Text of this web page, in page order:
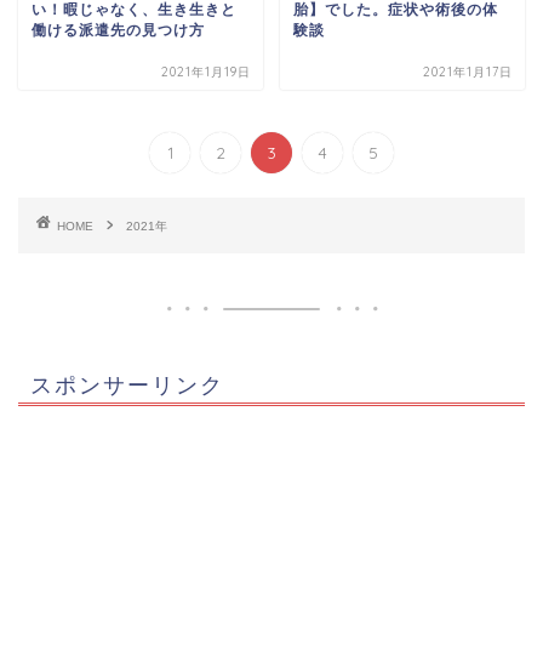
い！暇じゃなく、生き生きと
働ける派遣先の見つけ方
2021年1月19日
胎】でした。症状や術後の体
験談
2021年1月17日
1 2 3 4 5
HOME 2021年
スポンサーリンク